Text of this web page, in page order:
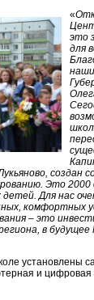
«
это
для
создан
Это
детей. Для нас
комфортных
– это
в будущее
установлены
и цифровая